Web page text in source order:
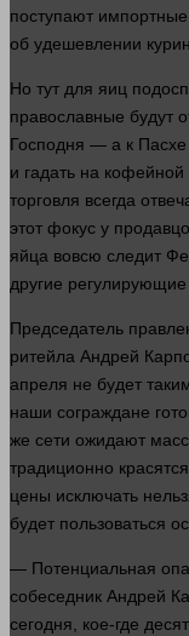
поступают
об удешевлении
Но тут для яиц
православные будут
Господня — а к Пасхе
и гадать на
торговля всегда
этот фокус у
яйца вовсю следит
другие
Председатель
ритейла Андрей
апреля не будет
наши сограждане
же сети ожидают
традиционно
цены исключать
будет пользоваться
— Потенциальная
собеседник Андрей
сегодня, кое-где